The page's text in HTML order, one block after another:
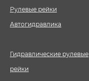
Рулевые рейки
Автогидравлика
Гидравлические рулевые
рейки